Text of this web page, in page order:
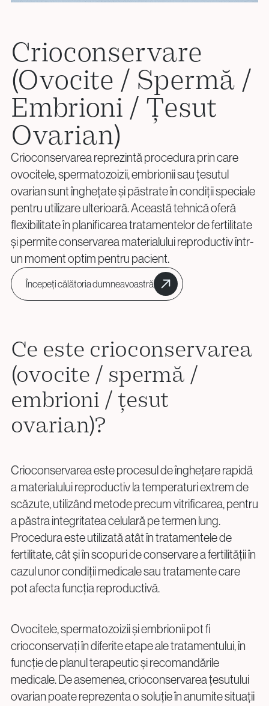
Politica de confidențialitate Politica cookie
Politica de confidențialitate
Politica de confidențialitatePolitica cookie
Tulburări Monogenice (PGT-M)
Biopsia Embrionară
Consiliere Genetică
Donare și Prezervarea Fertilității
Donarea de Ovocite
Donarea de Spermă
Crioconservare (Ovocite / Spermă / Embrioni / Țesut
Ovarian)
Conservarea Fertilității pentru Pacienții Oncologici
(Oncofertilitate)
Proceduri Chirurgicale de Fertilitate
Îndepărtarea Fibromului Uterin
Îndepărtarea Chisturilor Ovariene
Repermeabilizarea Trompelor Uterine
Tratamentul Endometriozei
Call Center:+40 219 676sau+40 729 940 799
Luni – Vineri: 09:00 – 17:00
Email:
info@vythoulkas.ro
Politica de confidențialitatePolitica cookie
Email:
info@vythoulkas.ro
Politica de confidențialitatePolitica cookie
Crioconservare
(Ovocite / Spermă /
Embrioni / Țesut
Ovarian)
Crioconservarea reprezintă procedura prin care
ovocitele, spermatozoizii, embrionii sau țesutul
ovarian sunt înghețate și păstrate în condiții speciale
pentru utilizare ulterioară. Această tehnică oferă
flexibilitate în planificarea tratamentelor de fertilitate
și permite conservarea materialului reproductiv într-
un moment optim pentru pacient.
Începeți călătoria dumneavoastră
Ce este crioconservarea
(ovocite / spermă /
embrioni / țesut
ovarian)?
Crioconservarea este procesul de înghețare rapidă
a materialului reproductiv la temperaturi extrem de
scăzute, utilizând metode precum vitrificarea, pentru
a păstra integritatea celulară pe termen lung.
Procedura este utilizată atât în tratamentele de
fertilitate, cât și în scopuri de conservare a fertilității în
cazul unor condiții medicale sau tratamente care
pot afecta funcția reproductivă.
Ovocitele, spermatozoizii și embrionii pot fi
crioconservați în diferite etape ale tratamentului, în
funcție de planul terapeutic și recomandările
medicale. De asemenea, crioconservarea țesutului
ovarian poate reprezenta o soluție în anumite situații